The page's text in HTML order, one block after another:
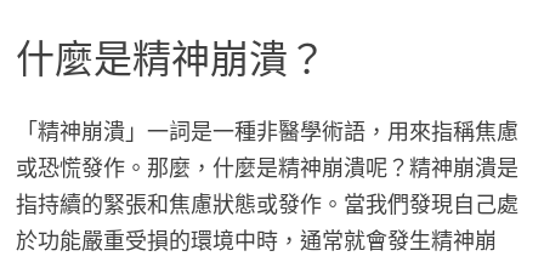
什麼是精神崩潰？
「精神崩潰」一詞是一種非醫學術語，用來指稱焦慮
或恐慌發作。那麼，什麼是精神崩潰呢？精神崩潰是
指持續的緊張和焦慮狀態或發作。當我們發現自己處
於功能嚴重受損的環境中時，通常就會發生精神崩